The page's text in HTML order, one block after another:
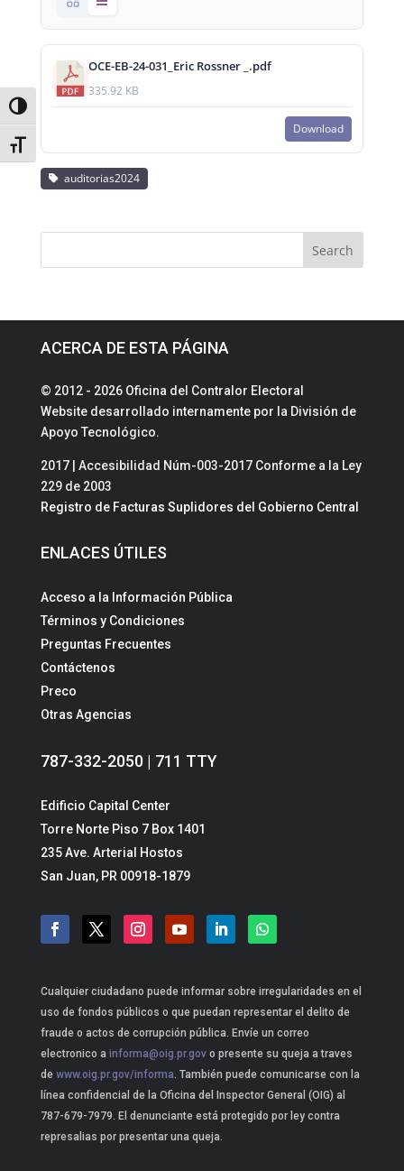
Toggle High Contrast
Toggle Font size
OCE-EB-24-031_Eric Rossner _.pdf
335.92 KB
Download
auditorias2024
ACERCA DE ESTA PÁGINA
© 2012 - 2026 Oficina del Contralor Electoral
Website desarrollado internamente por la División de
Apoyo Tecnológico.
2017 | Accesibilidad Núm-003-2017 Conforme a la Ley
229 de 2003
Registro de Facturas Suplidores del Gobierno Central
ENLACES ÚTILES
Acceso a la Información Pública
Términos y Condiciones
Preguntas Frecuentes
Contáctenos
Preco
Otras Agencias
787-332-2050 | 711 TTY
Edificio Capital Center
Torre Norte Piso 7 Box 1401
235 Ave. Arterial Hostos
San Juan, PR 00918-1879
Cualquier ciudadano puede informar sobre irregularidades en el
uso de fondos públicos o que puedan representar el delito de
fraude o actos de corrupción pública. Envíe un correo
electronico a informa@oig.pr.govo presente su queja a traves
dewww.oig.pr.gov/informa. También puede comunicarse con la
línea confidencial de la Oficina del Inspector General (OIG) al
787-679-7979. El denunciante está protegido por ley contra
represalias por presentar una queja.